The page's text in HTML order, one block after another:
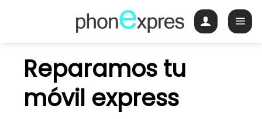
Reparamos tu
móvil express